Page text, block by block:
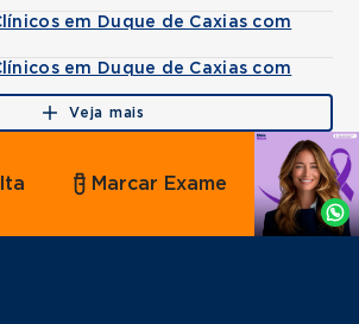
em Duque de Caxias com
em Duque de Caxias com
Veja mais
Agende
por
Whatsapp
Marcar Exame